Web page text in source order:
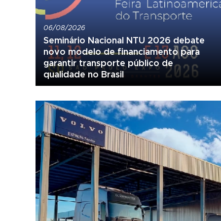
06/08/2026
Seminário Nacional NTU 2026 debate
novo modelo de financiamento para
garantir transporte público de
qualidade no Brasil